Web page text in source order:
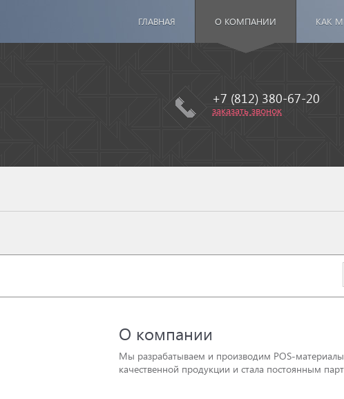
ГЛАВНАЯ О КОМПАНИИ КАК
+7 (812) 380-67-20
заказать звонок
О компании
Мы разрабатываем и производим POS-
качественной продукции и стала постоянным